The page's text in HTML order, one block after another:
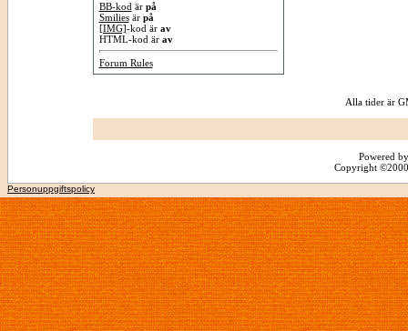
BB-kod är på
Smiliesär på
[IMG]-kod är av
HTML-kod är av
Forum Rules
Alla tider är
Powered
Copyright
Personuppgiftspolicy